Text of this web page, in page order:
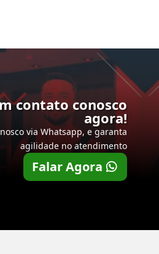
contato conosco
agora!
via Whatsapp, e garanta
agilidade no atendimento
Falar Agora